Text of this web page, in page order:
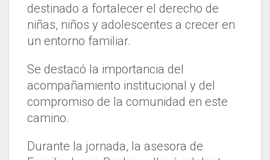
destinado a fortalecer el derecho de
niñas, niños y adolescentes a crecer en
un entorno familiar.
Se destacó la importancia del
acompañamiento institucional y del
compromiso de la comunidad en este
camino.
Durante la jornada, la asesora de